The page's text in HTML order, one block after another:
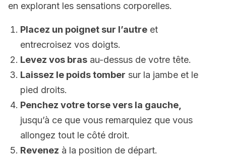
en explorant les sensations corporelles.
Placez un poignet sur l’autre et
entrecroisez vos doigts.
Levez vos bras au-dessus de votre tête.
Laissez le poids tomber sur la jambe et le
pied droits.
Penchez votre torse vers la gauche,
jusqu’à ce que vous remarquiez que vous
allongez tout le côté droit.
Revenez à la position de départ.